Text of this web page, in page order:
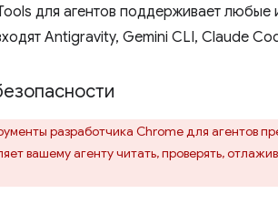
для агентов поддерживает
Antigravity, Gemini CLI, Claude
разработчика Chrome для агентов
вашему агенту читать, проверять,